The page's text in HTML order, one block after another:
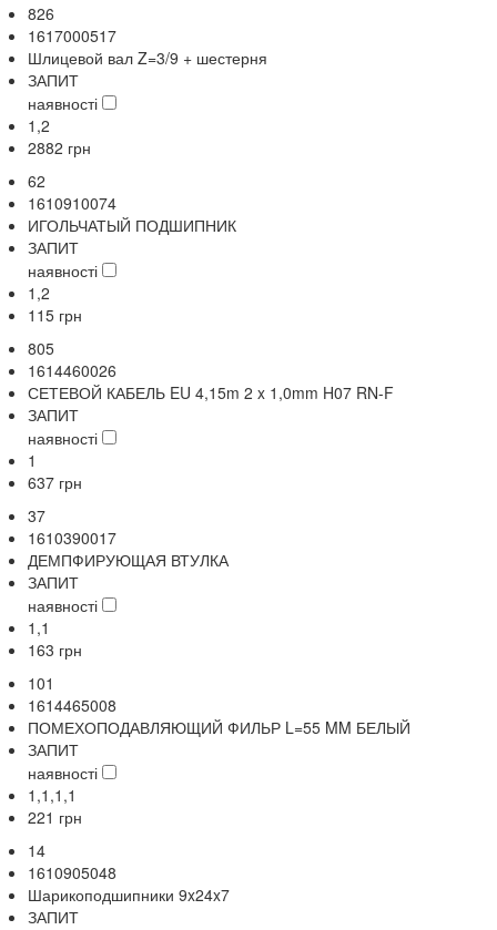
826
1617000517
Шлицевой вал Z=3/9 + шестерня
ЗАПИТ
наявності
1,2
2882 грн
62
1610910074
ИГОЛЬЧАТЫЙ ПОДШИПНИК
ЗАПИТ
наявності
1,2
115 грн
805
1614460026
СЕТЕВОЙ КАБЕЛЬ EU 4,15m 2 x 1,0mm H07 RN-F
ЗАПИТ
наявності
1
637 грн
37
1610390017
ДЕМПФИРУЮЩАЯ ВТУЛКА
ЗАПИТ
наявності
1,1
163 грн
101
1614465008
ПОМЕХОПОДАВЛЯЮЩИЙ ФИЛЬР L=55 MM БЕЛЫЙ
ЗАПИТ
наявності
1,1,1,1
221 грн
14
1610905048
Шарикоподшипники 9x24x7
ЗАПИТ